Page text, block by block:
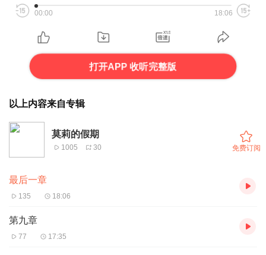
00:00 18:06
打开APP 收听完整版
以上内容来自专辑
莫莉的假期
1005 30 免费订阅
最后一章
135 18:06
第九章
77 17:35